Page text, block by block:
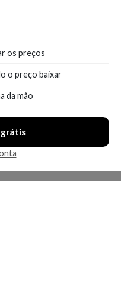
os preços
o preço baixar
da mão